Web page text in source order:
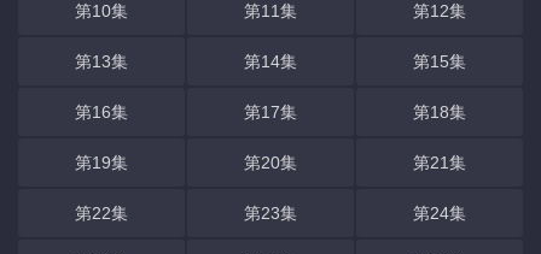
第10集 第11集 第12集
第13集 第14集 第15集
第16集 第17集 第18集
第19集 第20集 第21集
第22集 第23集 第24集